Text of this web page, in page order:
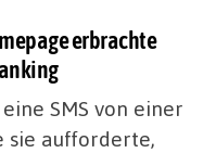
erbrachte
SMS von einer
sie aufforderte,